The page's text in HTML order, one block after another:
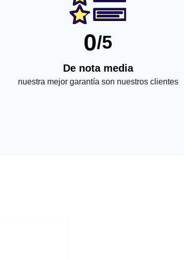
0/5
De nota media
nuestra mejor garantía son nuestros clientes